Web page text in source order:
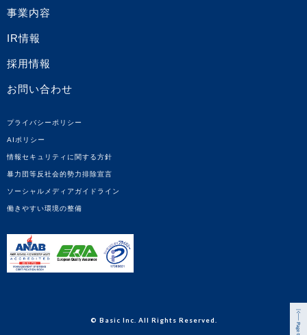
事業内容
IR情報
採用情報
お問い合わせ
プライバシーポリシー
AIポリシー
情報セキュリティに関する方針
暴力団等反社会的勢力排除宣言
ソーシャルメディアガイドライン
働きやすい環境の整備
© Basic Inc. All Rights Reserved.